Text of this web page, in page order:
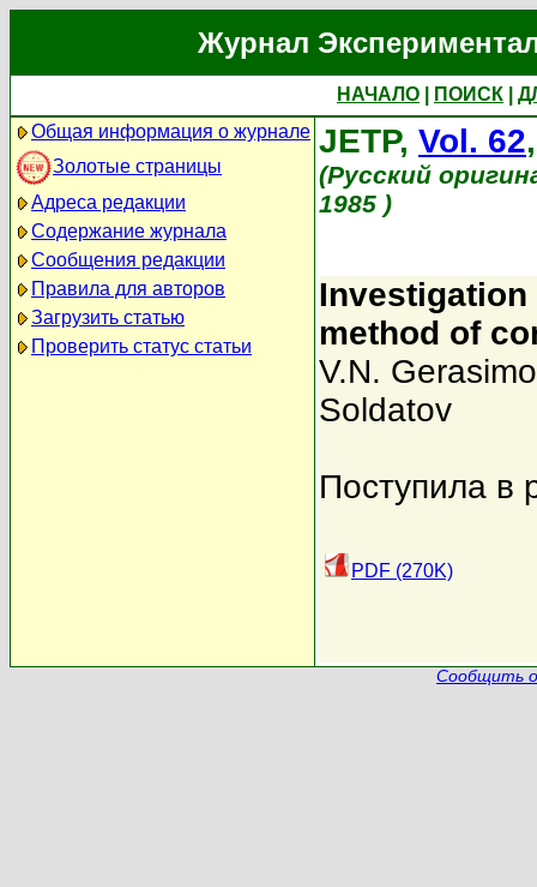
Журнал
НАЧАЛО ПОИСК
Общая информация о журнале
Золотые страницы
Адреса редакции
Содержание журнала
Сообщения редакции
Правила для авторов
Загрузить статью
Проверить статус статьи
JETP, Vol. 62
(Русский
1985 )
method of
V.N.
Soldatov
Поступила в
PDF (270K)
Сообщить о